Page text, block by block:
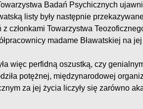
Badań Psychicznych
listy były następnie
członkami Towarzystwa
madame Bławatskiej na
więc perfidną oszustką, czy
potężnej, międzynarodowej
za jej życia liczyły się zarówno